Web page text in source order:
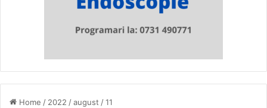
Home / 2022 /august /11